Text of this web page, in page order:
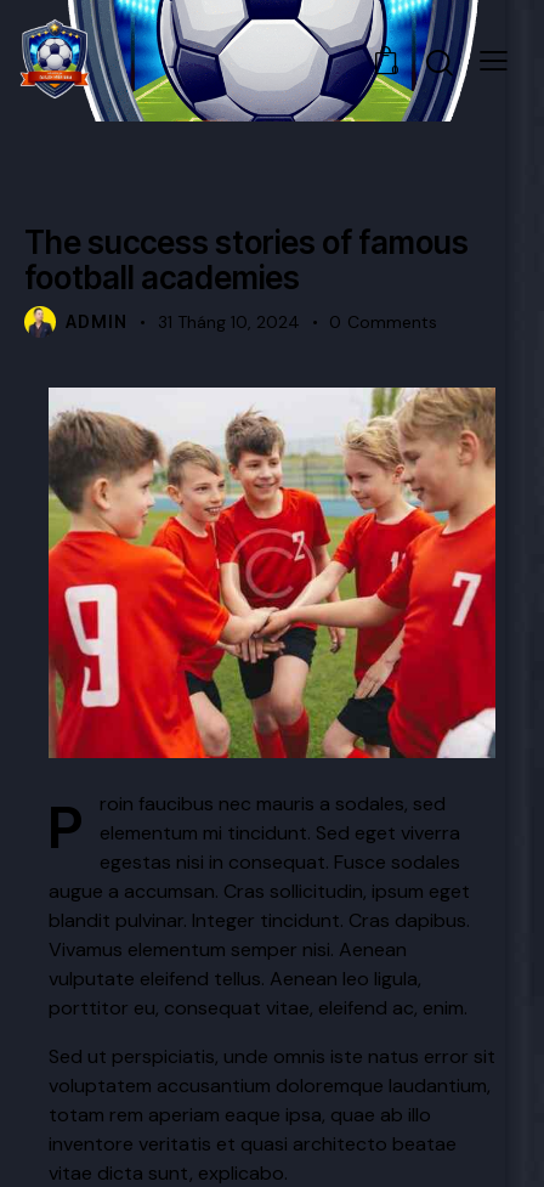
0
The success stories of famous
football academies
ADMIN 31 Tháng 10, 2024 0 Comments
Proin faucibus nec mauris a sodales, sed
elementum mi tincidunt. Sed eget viverra
egestas nisi in consequat. Fusce sodales
augue a accumsan. Cras sollicitudin, ipsum eget
blandit pulvinar. Integer tincidunt. Cras dapibus.
Vivamus elementum semper nisi. Aenean
vulputate eleifend tellus. Aenean leo ligula,
porttitor eu, consequat vitae, eleifend ac, enim.
Sed ut perspiciatis, unde omnis iste natus error sit
voluptatem accusantium doloremque laudantium,
totam rem aperiam eaque ipsa, quae ab illo
inventore veritatis et quasi architecto beatae
vitae dicta sunt, explicabo.